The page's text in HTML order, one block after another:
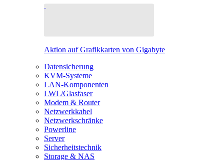
Aktion auf Grafikkarten von Gigabyte
Datensicherung
KVM-Systeme
LAN-Komponenten
LWL/Glasfaser
Modem & Router
Netzwerkkabel
Netzwerkschränke
Powerline
Server
Sicherheitstechnik
Storage & NAS